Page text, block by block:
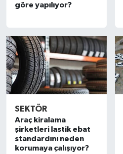
göre yapılıyor?
SEKTÖR
Araç kiralama
şirketleri lastik ebat
standardını neden
korumaya çalışıyor?